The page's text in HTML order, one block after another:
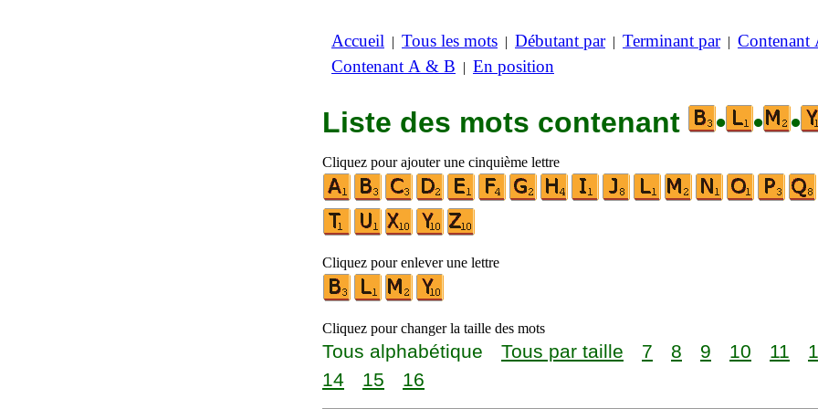
Accueil | Tous les mots | Débutant par| Terminant par| Contenant
Contenant A & B | En position
Liste des mots contenant • • •
Cliquez pour ajouter une cinquième lettre
Cliquez pour enlever une lettre
Cliquez pour changer la taille des mots
Tous alphabétique Tous par taille 7 8 9 10 11
14
15 16